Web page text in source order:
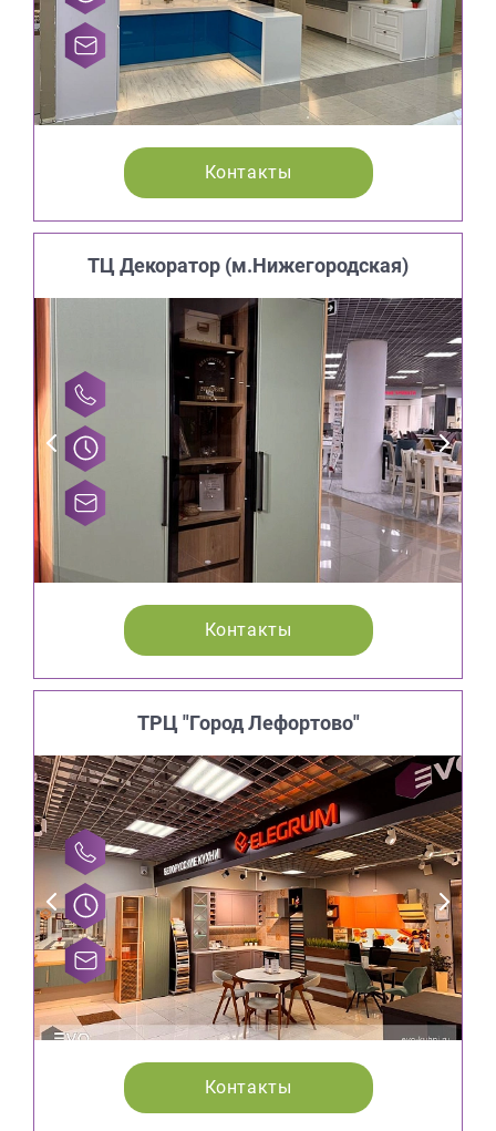
Контакты
ТЦ Декоратор (м.Нижегородская)
Контакты
ТРЦ "Город Лефортово"
Контакты